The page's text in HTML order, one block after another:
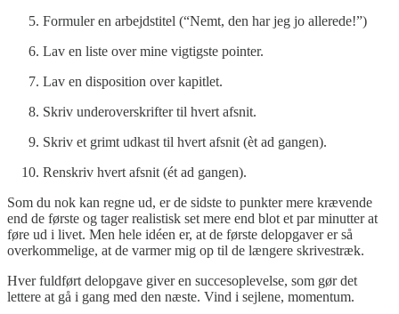
Formuler en arbejdstitel (“Nemt, den har jeg jo allerede!”)
Lav en liste over mine vigtigste pointer.
Lav en disposition over kapitlet.
Skriv underoverskrifter til hvert afsnit.
Skriv et grimt udkast til hvert afsnit (èt ad gangen).
Renskriv hvert afsnit (ét ad gangen).
Som du nok kan regne ud, er de sidste to punkter mere krævende
end de første og tager realistisk set mere end blot et par minutter at
føre ud i livet. Men hele idéen er, at de første delopgaver er så
overkommelige, at de varmer mig op til de længere skrivestræk.
Hver fuldført delopgave giver en succesoplevelse, som gør det
lettere at gå i gang med den næste. Vind i sejlene, momentum.